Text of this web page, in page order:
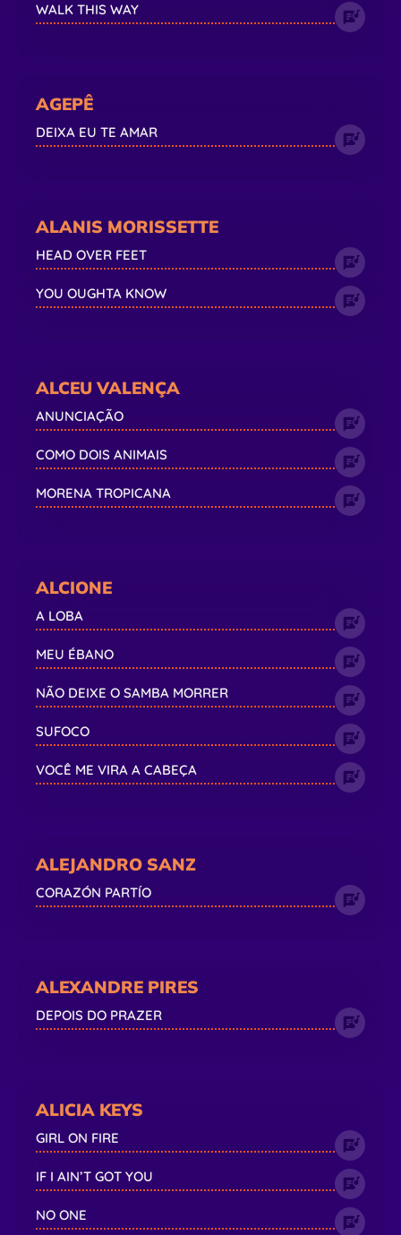
WALK THIS WAY
AGEPÊ
DEIXA EU TE AMAR
ALANIS MORISSETTE
HEAD OVER FEET
YOU OUGHTA KNOW
ALCEU VALENÇA
ANUNCIAÇÃO
COMO DOIS ANIMAIS
MORENA TROPICANA
ALCIONE
A LOBA
MEU ÉBANO
NÃO DEIXE O SAMBA MORRER
SUFOCO
VOCÊ ME VIRA A CABEÇA
ALEJANDRO SANZ
CORAZÓN PARTÍO
ALEXANDRE PIRES
DEPOIS DO PRAZER
ALICIA KEYS
GIRL ON FIRE
IF I AIN’T GOT YOU
NO ONE